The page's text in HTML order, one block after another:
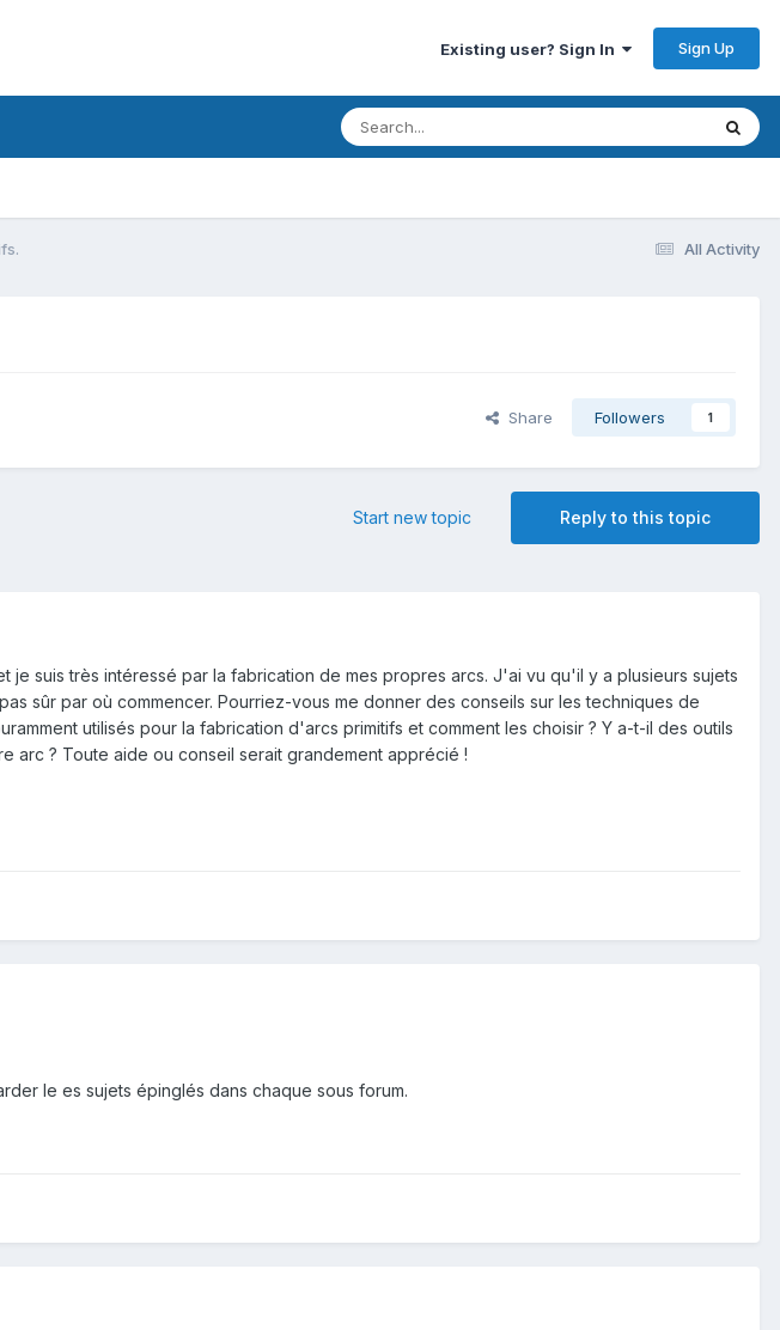
Existing user? Sign In Sign Up
All Activity
Share Followers 1
Reply to this topic
Start new topic
suis très intéressé par la fabrication de mes propres arcs. J'ai vu qu'il y a plusieurs sujets
sûr par où commencer. Pourriez-vous me donner des conseils sur les techniques de
utilisés pour la fabrication d'arcs primitifs et comment les choisir ? Y a-t-il des outils
arc ? Toute aide ou conseil serait grandement apprécié !
le es sujets épinglés dans chaque sous forum.